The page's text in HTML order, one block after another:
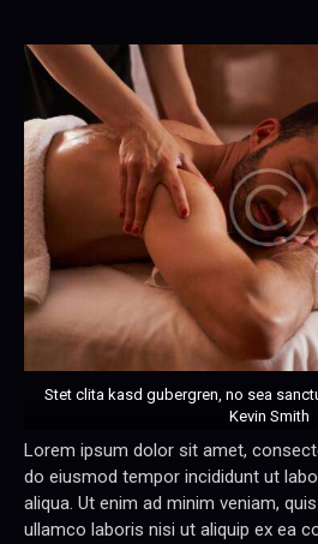
Stet clita kasd gubergren, no sea
Kevin Smith
Lorem ipsum dolor sit amet,
do eiusmod tempor incididunt ut
aliqua. Ut enim ad minim veniam,
ullamco laboris nisi ut aliquip ex ea